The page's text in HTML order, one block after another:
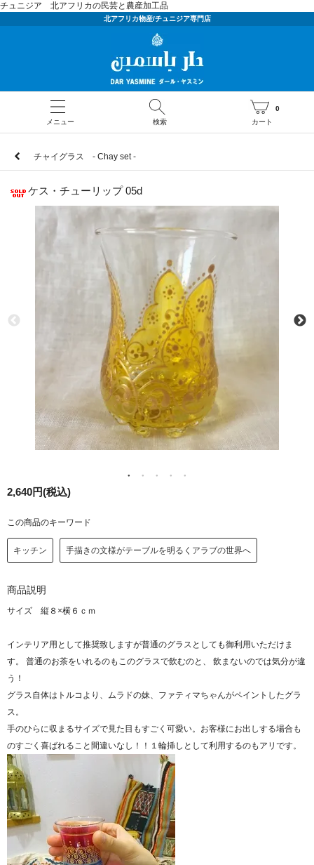
チュニジア 北アフリカの民芸と農産加工品
北アフリカ物産/チュニジア専門店
メニュー 検索 カート
0
チャイグラス - Chay set -
ケス・チューリップ 05d
2,640円(税込)
この商品のキーワード
キッチン 手描きの文様がテーブルを明るくアラブの世界へ
商品説明
サイズ 縦８×横６ｃｍ
インテリア用として推奨致しますが普通のグラスとしても御利用いただけま
す。 普通のお茶をいれるのもこのグラスで飲むのと、 飲まないのでは気分が違
う！
グラス自体はトルコより、ムラドの妹、ファティマちゃんがペイントしたグラ
ス。
手のひらに収まるサイズで見た目もすごく可愛い。お客様にお出しする場合も
のすごく喜ばれること間違いなし！！１輪挿しとして利用するのもアリです。